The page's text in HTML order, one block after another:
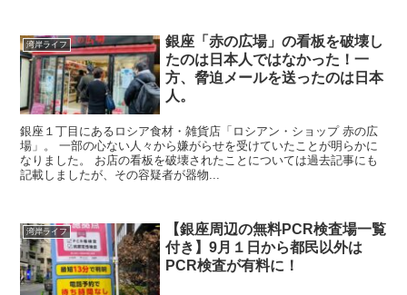
湾岸ライフ
銀座「赤の広場」の看板を破壊し
たのは日本人ではなかった！一
方、脅迫メールを送ったのは日本
人。
銀座１丁目にあるロシア食材・雑貨店「ロシアン・ショップ 赤の広
場」。 一部の心ない人々から嫌がらせを受けていたことが明らかに
なりました。 お店の看板を破壊されたことについては過去記事にも
記載しましたが、その容疑者が器物...
湾岸ライフ
【銀座周辺の無料PCR検査場一覧
付き】9月１日から都民以外は
PCR検査が有料に！